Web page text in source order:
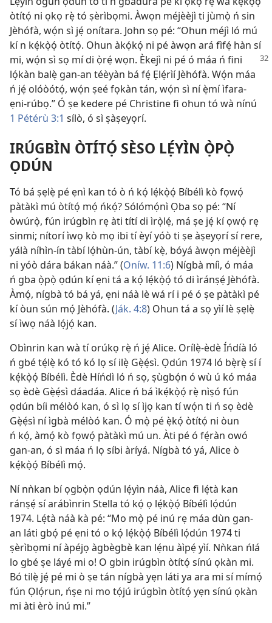
òtítọ́ ni ọkọ rẹ̀ tó ṣèrìbọmi. Àwọn méjèèjì ti jùmọ̀ ń sin
Jèhófà, wọ́n sì jẹ́ onítara. John sọ pé: “Ohun méjì ló mú
kí n kẹ́kọ̀ọ́ òtítọ́. Ohun àkọ́kọ́ ni pé àwọn ará fìfẹ́ hàn sí
mi, wọ́n sì sọ mí di ọ̀rẹ́ wọn. Èkejì ni pé ó máa ń fini
lọ́kàn balẹ̀ gan-an téèyàn bá fẹ́ Ẹlẹ́rìí Jèhófà. Wọ́n máa
ń jẹ́ olóòótọ́, wọ́n ṣeé fọkàn tán, wọ́n sì ní ẹ̀mí ìfara-
ẹni-rúbọ.” Ó ṣe kedere pé Christine fi ohun tó wà nínú
1 Pétérù 3:1 sílò, ó sì ṣàṣeyọrí.
IRÚGBÌN ÒTÍTỌ́ SÈSO LẸ́YÌN Ọ̀PỌ̀
ỌDÚN
Tó bá ṣẹlẹ̀ pé ẹnì kan tó ò ń kọ́ lẹ́kọ̀ọ́ Bíbélì kò fọwọ́
pàtàkì mú òtítọ́ mọ́ ńkọ́? Sólómọ́nì Ọba sọ pé: “Ní
òwúrọ̀, fún irúgbìn rẹ àti títí di ìrọ̀lẹ́, má ṣe jẹ́ kí ọwọ́ rẹ
sinmi; nítorí ìwọ kò mọ ibi tí èyí yóò ti ṣe àṣeyọrí sí rere,
yálà níhìn-ín tàbí lọ́hùn-ún, tàbí kẹ̀, bóyá àwọn méjèèjì
ni yóò dára bákan náà.” (Oníw. 11:6) Nígbà míì, ó máa
ń gba ọ̀pọ̀ ọdún kí ẹni tá a kọ́ lẹ́kọ̀ọ́ tó di ìránṣẹ́ Jèhófà.
Àmọ́, nígbà tó bá yá, ẹni náà lè wá rí i pé ó ṣe pàtàkì pé
kí òun sún mọ́ Jèhófà. (Ják. 4:8) Ohun tá a sọ yìí lè ṣẹlẹ̀
sí ìwọ náà lọ́jọ́ kan.
Obìnrin kan wà tí orúkọ rẹ̀ ń jẹ́ Alice. Orílẹ̀-èdè Íńdíà ló
ń gbé tẹ́lẹ̀ kó tó kó lọ sí ilẹ̀ Gẹ̀ẹ́sì. Ọdún 1974 ló bẹ̀rẹ̀ sí í
kẹ́kọ̀ọ́ Bíbélì. Èdè Híńdì ló ń sọ, ṣùgbọ́n ó wù ú kó máa
sọ èdè Gẹ̀ẹ́sì dáadáa. Alice ń bá ìkẹ́kọ̀ọ́ rẹ̀ nìṣó fún
ọdún bíi mélòó kan, ó sì lọ sí ìjọ kan tí wọ́n ti ń sọ èdè
Gẹ̀ẹ́sì ní ìgbà mélòó kan. Ó mọ̀ pé ẹ̀kọ́ òtítọ́ ni òun
ń kọ́, àmọ́ kò fọwọ́ pàtàkì mú un. Àti pé ó fẹ́ràn owó
gan-an, ó sì máa ń lọ síbi àríyá. Nígbà tó yá, Alice ò
kẹ́kọ̀ọ́ Bíbélì mọ́.
Ní nǹkan bí ọgbọ̀n ọdún lẹ́yìn náà, Alice fi lẹ́tà kan
ránṣẹ́ sí arábìnrin Stella tó kọ́ ọ lẹ́kọ̀ọ́ Bíbélì lọ́dún
1974. Lẹ́tà náà kà pé: “Mo mọ̀ pé inú rẹ máa dùn gan-
an láti gbọ́ pé ẹni tó o kọ́ lẹ́kọ̀ọ́ Bíbélì lọ́dún 1974 ti
ṣèrìbọmi ní àpéjọ àgbègbè kan lẹ́nu àìpẹ́ yìí. Nǹkan ńlá
lo gbé ṣe láyé mi o! O gbin irúgbìn òtítọ́ sínú ọkàn mi.
Bó tilẹ̀ jẹ́ pé mi ò ṣe tán nígbà yẹn láti ya ara mi sí mímọ́
fún Ọlọ́run, ńṣe ni mo tọ́jú irúgbìn òtítọ́ yẹn sínú ọkàn
mi àti èrò inú mi.”